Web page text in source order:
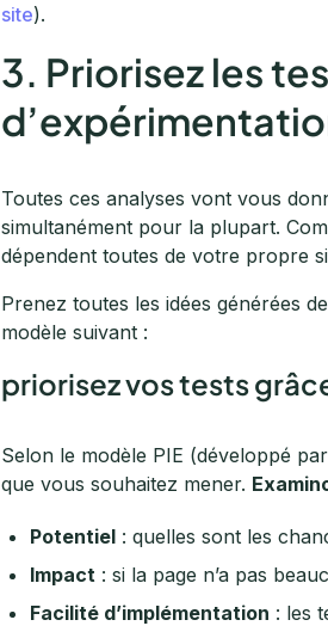
site).
3. Priorisez les
Toutes ces analyses vont vous
simultanément pour la plupart.
dépendent toutes de votre propre
Prenez toutes les idées générées
modèle suivant :
priorisez vos tests
Selon le modèle PIE (développé
que vous souhaitez mener.
Potentiel: quelles sont les
Impact : si la page n’a pas
Facilité d’implémentation : les